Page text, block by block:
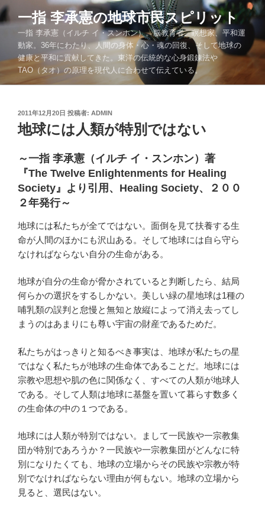
コ
ン
ツ
一指 李承憲の地球市民スピリット
一指 李承憲（イルチ イ・スンホン）。脳教育者、瞑想家、平和運
動家。36年にわたり、人間の身体・心・魂の回復、そして地球の
健康と平和に貢献してきた。東洋の伝統的な心身鍛錬法や
TAO（タオ）の原理を現代人に合わせて伝えている。
投
稿
日:
2011年12月20日 投稿者: ADMIN
地球には人類が特別ではない
～一指 李承憲（イルチ イ・スンホン）著
『The Twelve Enlightenments for Healing
Society』より引用、Healing Society、２００
２年発行～
地球には私たちが全てではない。面倒を見て扶養する生
命が人間のほかにも沢山ある。そして地球には自ら守ら
なければならない自分の生命がある。
地球が自分の生命が脅かされていると判断したら、結局
何らかの選択をするしかない。美しい緑の星地球は1種の
哺乳類の誤判と怠慢と無知と放縦によって消え去ってし
まうのはあまりにも尊い宇宙の財産であるためだ。
私たちがはっきりと知るべき事実は、地球が私たちの星
ではなく私たちが地球の生命体であることだ。地球には
宗教や思想や肌の色に関係なく、すべての人類が地球人
である。そして人類は地球に基盤を置いて暮らす数多く
の生命体の中の１つである。
地球には人類が特別ではない。まして一民族や一宗教集
団が特別であろうか？一民族や一宗教集団がどんなに特
別になりたくても、地球の立場からその民族や宗教が特
別でなければならない理由が何もない。地球の立場から
見ると、選民はない。